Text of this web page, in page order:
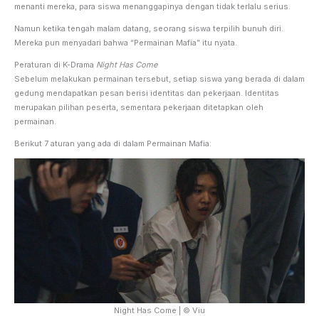
menanti mereka, para siswa menanggapinya dengan tidak terlalu serius.
Namun ketika tengah malam datang, seorang siswa terpilih bunuh diri.
Mereka pun menyadari bahwa “Permainan Mafia” itu nyata.
Peraturan di K-Drama Night Has Come
Sebelum melakukan permainan tersebut, setiap siswa yang berada di dalam
gedung mendapatkan pesan berisi identitas dan pekerjaan. Identitas
merupakan pilihan peserta, sementara pekerjaan ditetapkan oleh
permainan.
Berikut 7 aturan yang ada di dalam Permainan Mafia:
Night Has Come | © Viu